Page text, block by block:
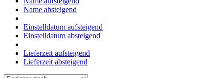
Name absteigend
Einstelldatum aufsteigend
Einstelldatum absteigend
Lieferzeit aufsteigend
Lieferzeit absteigend